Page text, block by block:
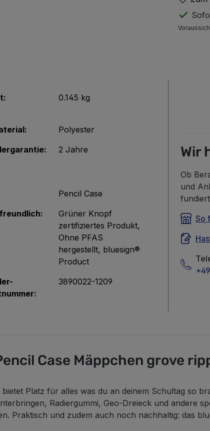
0.145 kg
Polyester
2 Jahre
Pencil Case
Grüner Knopf
zertifiziertes Produkt,
Ohne PFAS
hergestellt, bluesign®
Product
3890022-1209
Wir
Ob
und
So
Case Mäppchen grove
Platz für alles was du an deinem Schultag so
Radiergummi, Geo-Dreieck und andere
Praktisch und zudem auch noch nachhaltig: das